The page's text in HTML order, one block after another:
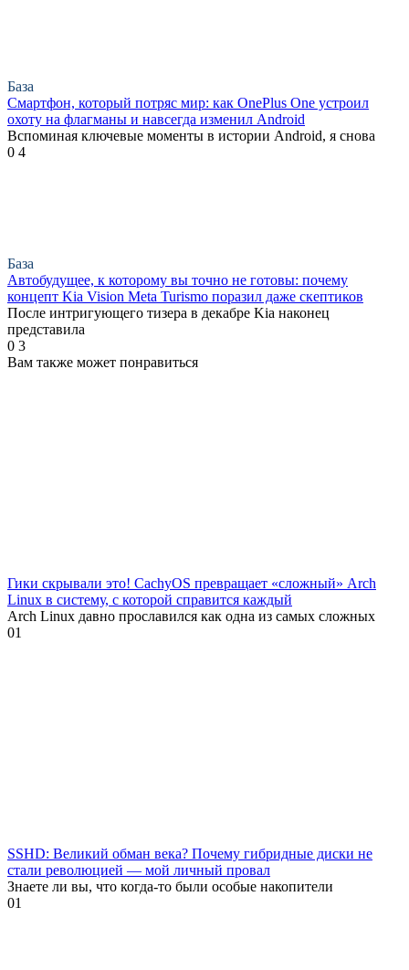
База
Смартфон, который потряс мир: как OnePlus One устроил
охоту на флагманы и навсегда изменил Android
Вспоминая ключевые моменты в истории Android, я снова
0 4
База
Автобудущее, к которому вы точно не готовы: почему
концепт Kia Vision Meta Turismo поразил даже скептиков
После интригующего тизера в декабре Kia наконец
представила
0 3
Вам также может понравиться
Гики скрывали это! CachyOS превращает «сложный» Arch
Linux в систему, с которой справится каждый
Arch Linux давно прославился как одна из самых сложных
01
SSHD: Великий обман века? Почему гибридные диски не
стали революцией — мой личный провал
Знаете ли вы, что когда-то были особые накопители
01